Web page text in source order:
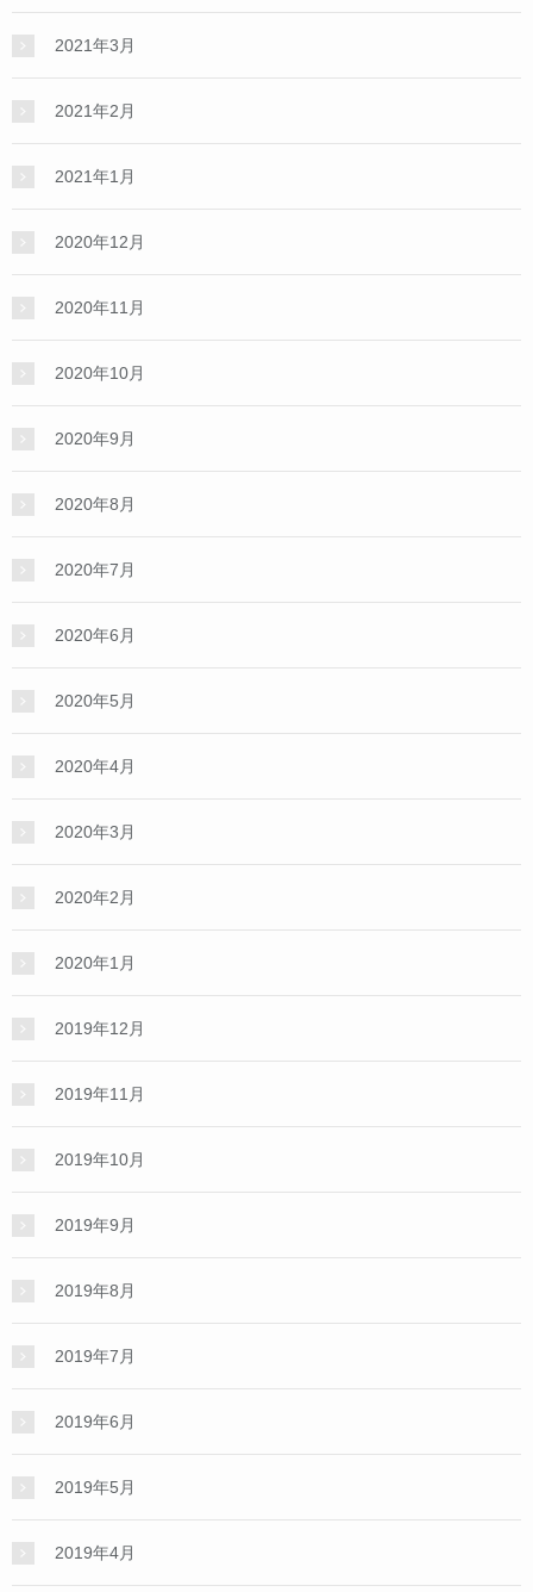
2021年3月
2021年2月
2021年1月
2020年12月
2020年11月
2020年10月
2020年9月
2020年8月
2020年7月
2020年6月
2020年5月
2020年4月
2020年3月
2020年2月
2020年1月
2019年12月
2019年11月
2019年10月
2019年9月
2019年8月
2019年7月
2019年6月
2019年5月
2019年4月